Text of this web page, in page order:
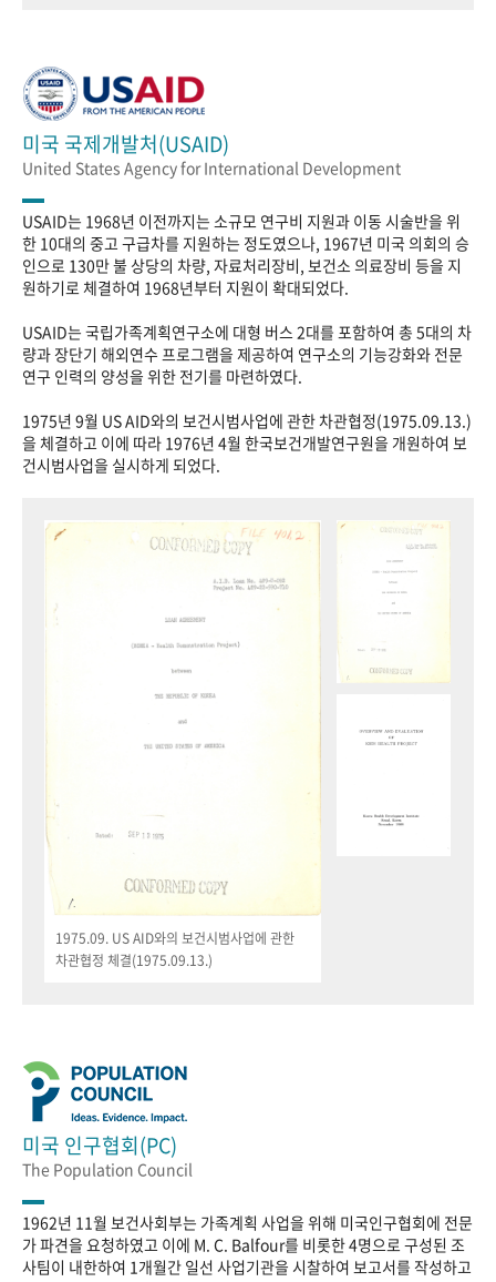
미국 국제개발처(USAID)
United States Agency for International Development
USAID는 1968년 이전까지는 소규모 연구비 지원과 이동 시술반을 위
한 10대의 중고 구급차를 지원하는 정도였으나, 1967년 미국 의회의 승
인으로 130만 불 상당의 차량, 자료처리장비, 보건소 의료장비 등을 지
원하기로 체결하여 1968년부터 지원이 확대되었다.
USAID는 국립가족계획연구소에 대형 버스 2대를 포함하여 총 5대의 차
량과 장단기 해외연수 프로그램을 제공하여 연구소의 기능강화와 전문
연구 인력의 양성을 위한 전기를 마련하였다.
1975년 9월 US AID와의 보건시범사업에 관한 차관협정(1975.09.13.)
을 체결하고 이에 따라 1976년 4월 한국보건개발연구원을 개원하여 보
건시범사업을 실시하게 되었다.
1975.09. US AID와의 보건시범사업에 관한
차관협정 체결(1975.09.13.)
미국 인구협회(PC)
The Population Council
1962년 11월 보건사회부는 가족계획 사업을 위해 미국인구협회에 전문
가 파견을 요청하였고 이에 M. C. Balfour를 비롯한 4명으로 구성된 조
사팀이 내한하여 1개월간 일선 사업기관을 시찰하여 보고서를 작성하고